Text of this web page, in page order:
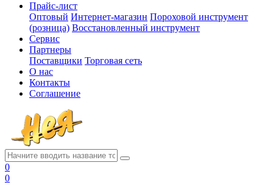
Прайс-лист
Оптовый Интернет-магазин Пороховой инструмент
(розница) Восстановленный инструмент
Сервис
Партнеры
Поставщики Торговая сеть
О нас
Контакты
Соглашение
0
0